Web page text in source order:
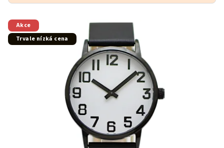
V
ý
p
Akce
Trvale nízká cena